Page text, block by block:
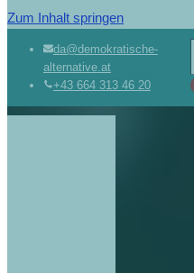
Zum Inhalt springen
da@demokratische-
alternative.at
+43 664 313 46 20